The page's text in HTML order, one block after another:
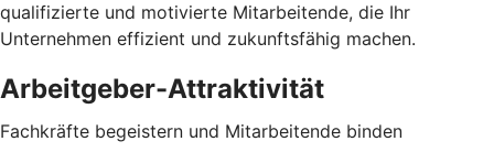
qualifizierte und motivierte Mitarbeitende, die Ihr
Unternehmen effizient und zukunftsfähig machen.
Arbeitgeber-Attraktivität
Fachkräfte begeistern und Mitarbeitende binden